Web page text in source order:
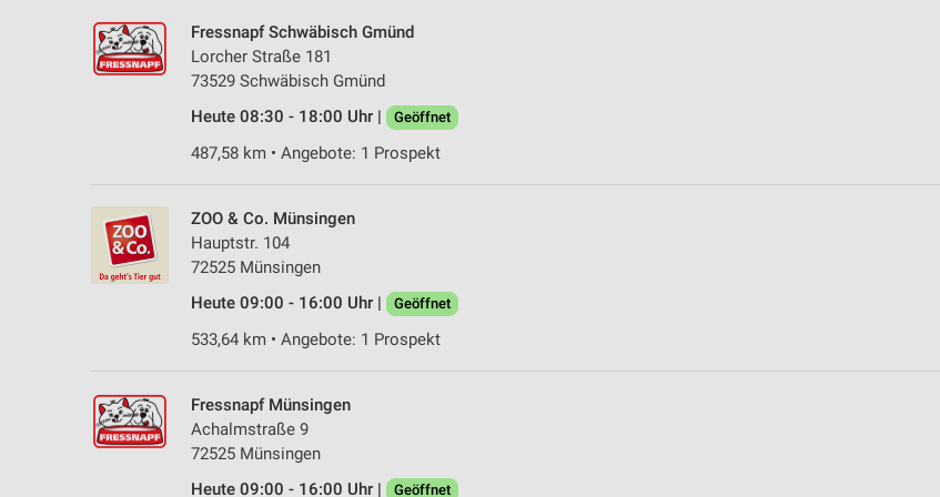
Fressnapf Schwäbisch Gmünd
Lorcher Straße 181
73529 Schwäbisch Gmünd
Heute 08:30 - 18:00 Uhr |
Geöffnet
487,58 km • Angebote: 1 Prospekt
ZOO & Co. Münsingen
Hauptstr. 104
72525 Münsingen
Heute 09:00 - 16:00 Uhr |
Geöffnet
533,64 km • Angebote: 1 Prospekt
Fressnapf Münsingen
Achalmstraße 9
72525 Münsingen
Heute 09:00 - 16:00 Uhr |
Geöffnet